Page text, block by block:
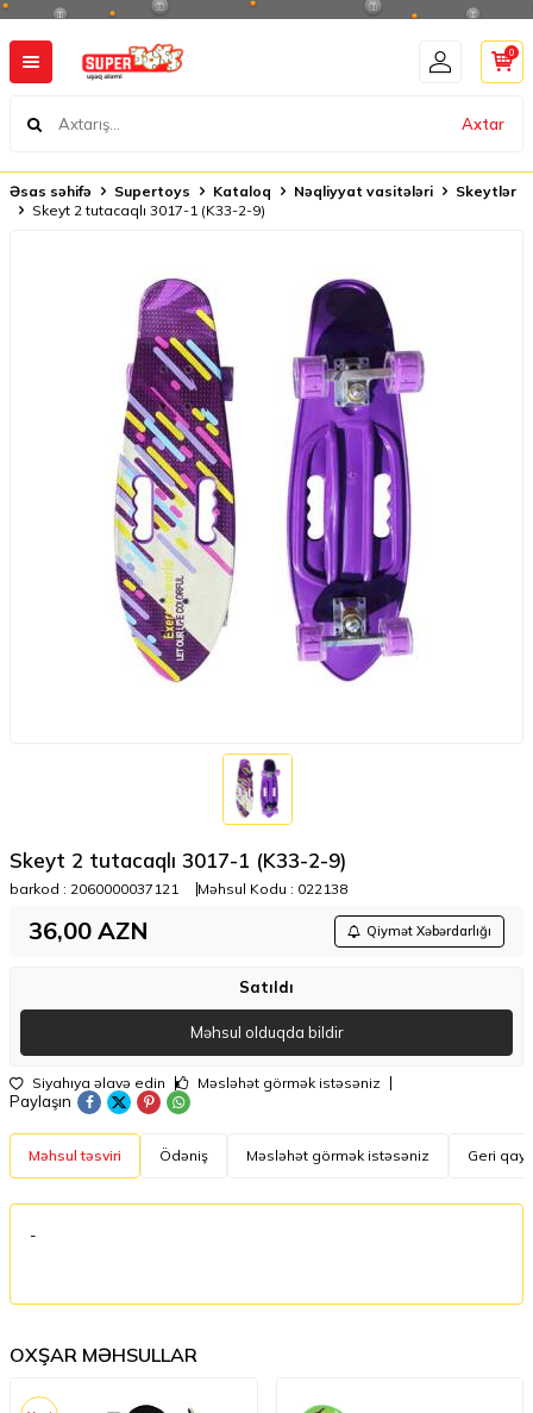
Axtar
0
Əsas səhifə Supertoys Kataloq Nəqliyyat vasitələri
Skeytlər
Skeyt 2 tutacaqlı 3017-1 (K33-2-9)
Skeyt 2 tutacaqlı 3017-1 (K33-2-9)
barkod : 2060000037121 Məhsul Kodu : 022138
36,00 AZN Qiymət Xəbərdarlığı
Satıldı
Məhsul olduqda bildir
Siyahıya əlavə edin Məsləhət görmək istəsəniz
Paylaşın
Məhsul təsviri Ödəniş Məsləhət görmək istəsəniz Geri
-
OXŞAR MƏHSULLAR